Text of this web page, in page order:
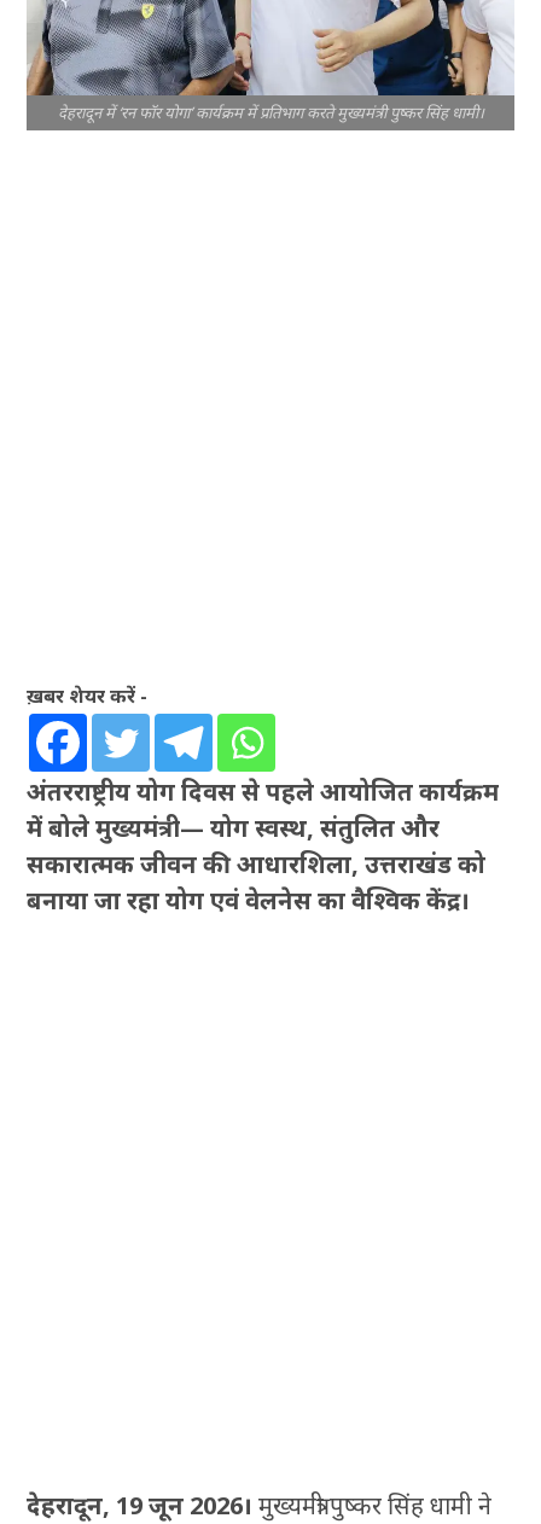
देहरादून में ‘रन फॉर योगा’ कार्यक्रम में प्रतिभाग करते मुख्यमंत्री पुष्कर सिंह धामी।
ख़बर शेयर करें -
अंतरराष्ट्रीय योग दिवस से पहले आयोजित कार्यक्रम
में बोले मुख्यमंत्री— योग स्वस्थ, संतुलित और
सकारात्मक जीवन की आधारशिला, उत्तराखंड को
बनाया जा रहा योग एवं वेलनेस का वैश्विक केंद्र।
देहरादून, 19 जून 2026। मुख्यमंत्री पुष्कर सिंह धामी ने